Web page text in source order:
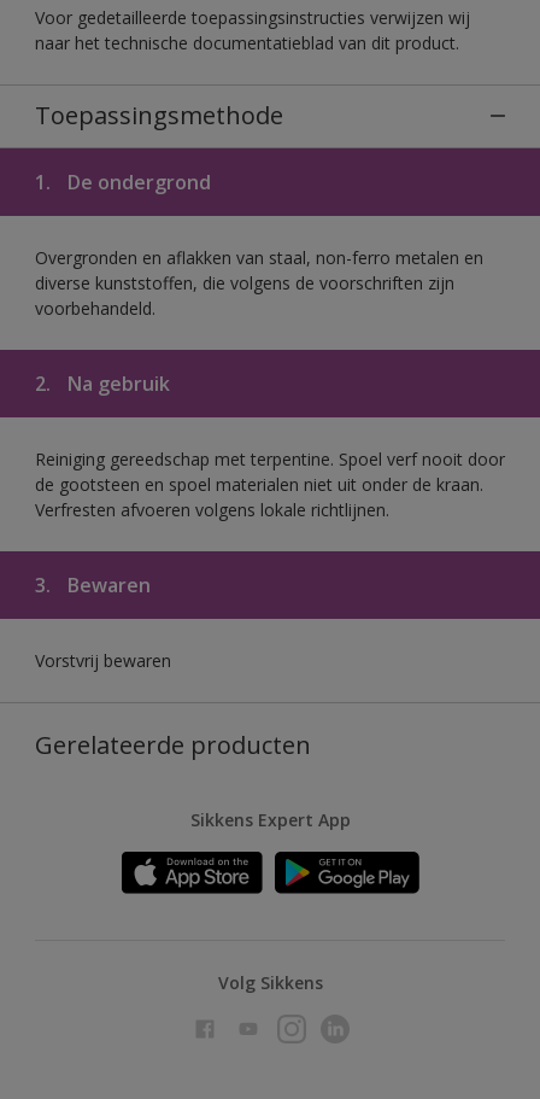
Voor gedetailleerde toepassingsinstructies verwijzen wij
naar het technische documentatieblad van dit product.
Toepassingsmethode
1. De ondergrond
Overgronden en aflakken van staal, non-ferro metalen en
diverse kunststoffen, die volgens de voorschriften zijn
voorbehandeld.
2. Na gebruik
Reiniging gereedschap met terpentine. Spoel verf nooit door
de gootsteen en spoel materialen niet uit onder de kraan.
Verfresten afvoeren volgens lokale richtlijnen.
3. Bewaren
Vorstvrij bewaren
Gerelateerde producten
Sikkens Expert App
Volg Sikkens